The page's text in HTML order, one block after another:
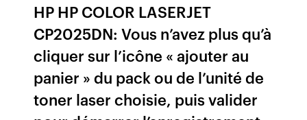
HP HP COLOR LASERJET
CP2025DN: Vous n’avez plus qu’à
cliquer sur l’icône « ajouter au
panier » du pack ou de l’unité de
toner laser choisie, puis valider